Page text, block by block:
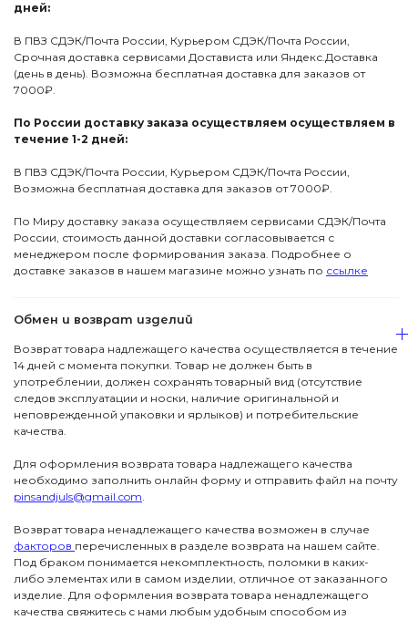
дней:
В ПВЗ СДЭК/Почта России, Курьером СДЭК/Почта России,
Срочная доставка сервисами Достависта или Яндекс.Доставка
(день в день). Возможна бесплатная доставка для заказов от
7000₽.
По России доставку заказа осуществляем осуществляем в
течение 1-2 дней:
В ПВЗ СДЭК/Почта России, Курьером СДЭК/Почта России,
Возможна бесплатная доставка для заказов от 7000₽.
По Миру доставку заказа осуществляем сервисами СДЭК/Почта
России, стоимость данной доставки согласовывается с
менеджером после формирования заказа. Подробнее о
доставке заказов в нашем магазине можно узнать по ссылке
Обмен и возврат изделий
Возврат товара надлежащего качества осуществляется в течение
14 дней с момента покупки. Товар не должен быть в
употреблении, должен сохранять товарный вид (отсутствие
следов эксплуатации и носки, наличие оригинальной и
неповрежденной упаковки и ярлыков) и потребительские
качества.
Для оформления возврата товара надлежащего качества
необходимо заполнить онлайн форму и отправить файл на почту
pinsandjuls@gmail.com.
Возврат товара ненадлежащего качества возможен в случае
факторов перечисленных в разделе возврата на нашем сайте.
Под браком понимается некомплектность, поломки в каких-
либо элементах или в самом изделии, отличное от заказанного
изделие. Для оформления возврата товара ненадлежащего
качества свяжитесь с нами любым удобным способом из